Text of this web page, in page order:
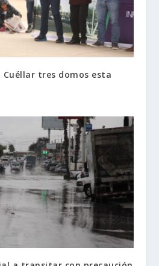
Cuéllar tres domos esta